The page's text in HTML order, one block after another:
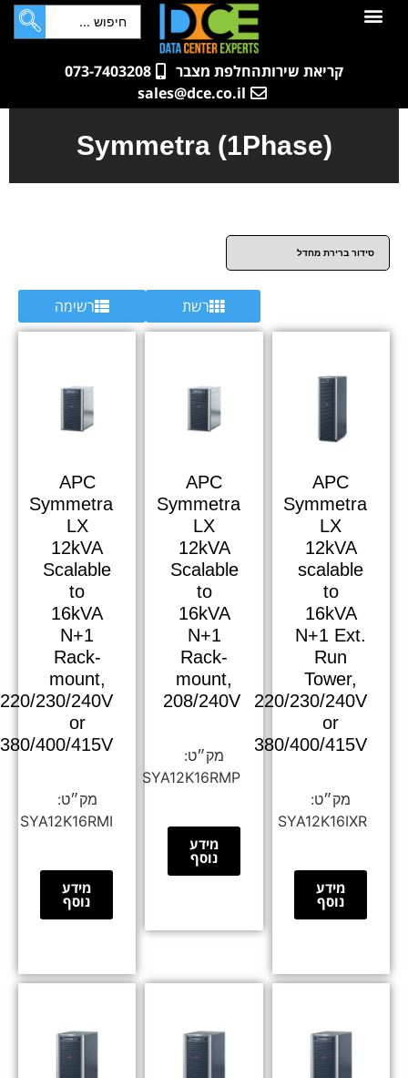
לתוכן
קריאת שירותהחלפת מצבר
073-7403208
sales@dce.co.il
Symmetra (1Phase)
רשת רשימה
APC
Symmetra
LX
12kVA
scalable
to
16kVA
N+1 Ext.
Run
Tower,
220/230/240V
or
380/400/415V
SYA12K16IXR
מידע
נוסף
APC
Symmetra
LX
12kVA
Scalable
to
16kVA
N+1
Rack-
mount,
208/240V
SYA12K16RMP
מידע
נוסף
APC
Symmetra
LX
12kVA
Scalable
to
16kVA
N+1
Rack-
mount,
220/230/240V
or
380/400/415V
SYA12K16RMI
מידע
נוסף